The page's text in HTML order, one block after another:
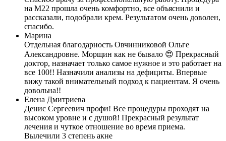
на М22 прошла очень комфортно, все объяснили и
рассказали, подобрали крем. Результатом очень доволен,
спасибо.
Марина
Отдельная благодарность Овчинниковой Ольге
Александровне. Морщин как не бывало 😍 Прекрасный
доктор, назначает только самое нужное и это работает на
все 100!! Назначили анализы на дефициты. Впервые
вижу такой внимательный подход к пациентам. Я очень
довольна!!
Елена Дмитриева
Денис Сергеевич профи! Все процедуры проходят на
высоком уровне и с душой! Прекрасный результат
лечения и чуткое отношение во время приема.
Вылечили 3 степень акне